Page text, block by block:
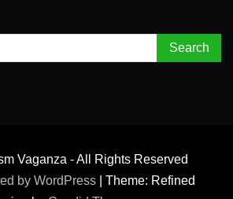
Vaganza - All Rights Reserved
by WordPress
Theme: Refined